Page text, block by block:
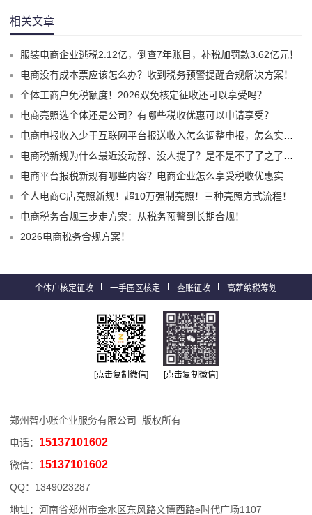
相关文章
服装电商企业逃税2.12亿，倒查7年账目，补税加罚款3.62亿元！
电商没有成本票应该怎么办？收到税务预警提醒合规解决方案！
个体工商户免税额度！2026双免核定征收还可以享受吗？
电商亮照选个体还是公司？有哪些税收优惠可以申请享受？
电商申报收入少于互联网平台报送收入怎么调整申报，怎么实现合规申报享受税收优惠！
电商税新规为什么最近没动静、没人提了？是不是不了了之了嘛？
电商平台报税新规有哪些内容？电商企业怎么享受税收优惠实现税务合规？
个人电商C店亮照新规！超10万强制亮照！三种亮照方式流程！
电商税务合规三步走方案：从税务预警到长期合规！
2026电商税务合规方案！
个体户核定征收 一手园区核定 查账征收 高薪纳税筹划
[点击复制微信] [点击复制微信]
郑州智小账企业服务有限公司 版权所有
电话： 15137101602
微信： 15137101602
QQ： 1349023287
地址：河南省郑州市金水区东风路文博西路e时代广场1107